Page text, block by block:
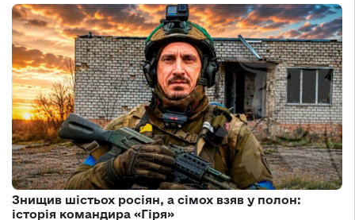
Знищив шістьох росіян, а сімох взяв у полон:
історія командира «Гіря»